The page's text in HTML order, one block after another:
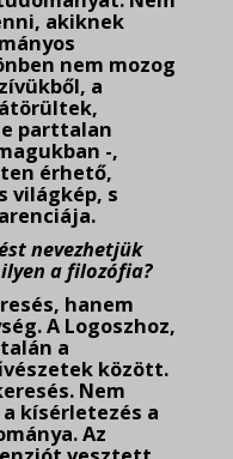
akiknek
nem mozog
a
parttalan
-,
érhető,
világkép, s
nevezhetjük
a filozófia?
hanem
A Logoszhoz,
a
között.
Nem
kísérletezés a
Az